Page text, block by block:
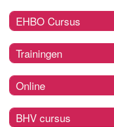
EHBO Cursus
Trainingen
Online
BHV cursus